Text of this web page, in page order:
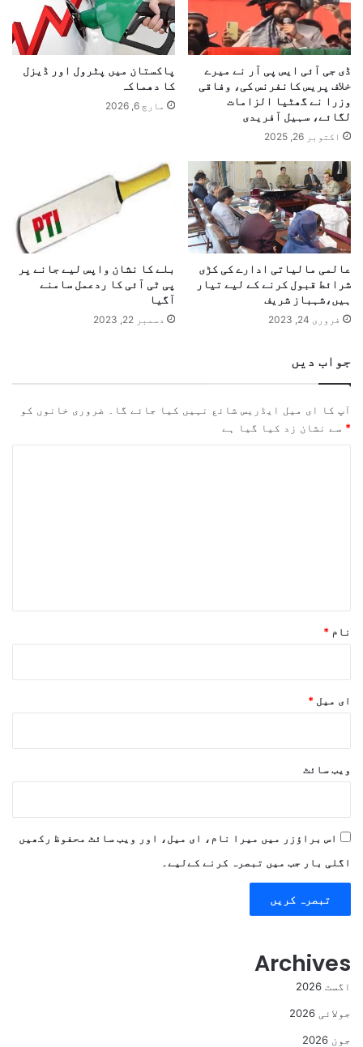
ڈی جی آئی ایس پی آر نے میرے
خلاف پریس کانفرنس کی، وفاقی
وزرا نے گھٹیا الزامات
لگائے، سہیل آفریدی
اکتوبر 26, 2025
پاکستان میں پٹرول اور ڈیزل
کا دھماکہ
مارچ 6, 2026
عالمی مالیاتی ادارے کی کڑی
شرائط قبول کرنے کے لیے تیار
ہیں،شہباز شریف
فروری 24, 2023
بلے کا نشان واپس لیے جانے پر
پی ٹی آئی کا ردعمل سامنے
آگیا
دسمبر 22, 2023
جواب دیں
آپ کا ای میل ایڈریس شائع نہیں کیا جائے گا۔
ضروری خانوں کو
* سے نشان زد کیا گیا ہے
نام *
ای میل *
ویب‌ سائٹ
اس براؤزر میں میرا نام، ای میل، اور ویب سائٹ محفوظ رکھیں
اگلی بار جب میں تبصرہ کرنے کےلیے۔
Archives
اگست 2026
جولائی 2026
جون 2026